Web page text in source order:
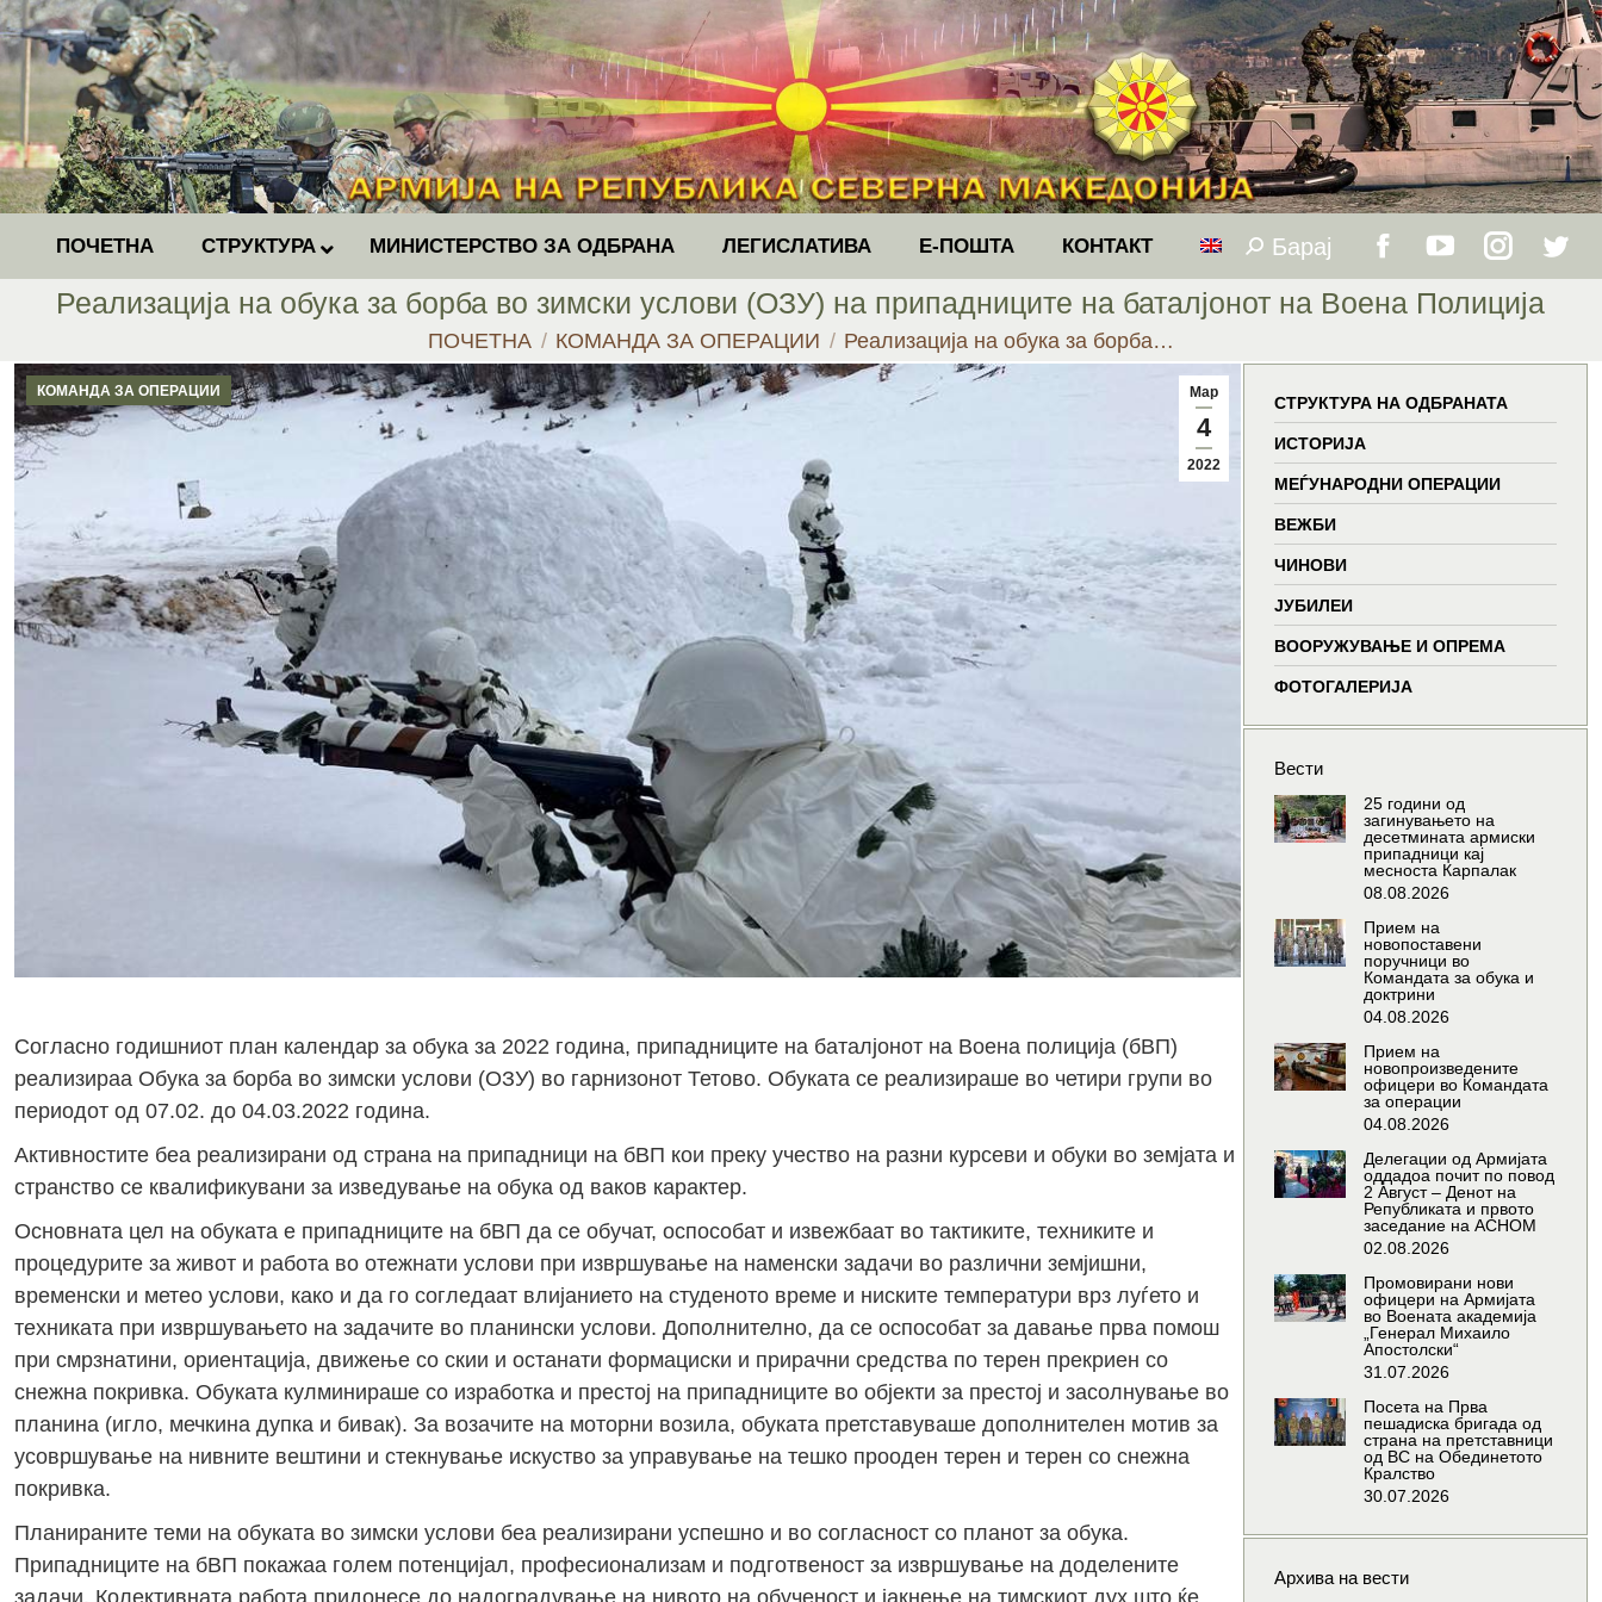
ПОЧЕТНА СТРУКТУРА МИНИСТЕРСТВО ЗА ОДБРАНА ЛЕГИСЛАТИВА Е-ПОШТА КОНТАКТ Search:
Барај
new
window
new
window
new
window
Реализација на обука за борба во зимски услови (ОЗУ) на припадниците на баталјонот на Воена Полиција
You are here:
ПОЧЕТНА КОМАНДА ЗА ОПЕРАЦИИ Реализација на обука за борба…
Мар
4
2022
КОМАНДА ЗА ОПЕРАЦИИ
Согласно годишниот план календар за обука за 2022 година, припадниците на баталјонот на Воена полиција (бВП)
реализираа Обука за борба во зимски услови (ОЗУ) во гарнизонот Тетово. Обуката се реализираше во четири групи во
периодот од 07.02. до 04.03.2022 година.
Активностите беа реализирани од страна на припадници на бВП кои преку учество на разни курсеви и обуки во земјата и
странство се квалификувани за изведување на обука од ваков карактер.
Основната цел на обуката е припадниците на бВП да се обучат, оспособат и извежбаат во тактиките, техниките и
процедурите за живот и работа во отежнати услови при извршување на наменски задачи во различни земјишни,
временски и метео услови, како и да го согледаат влијанието на студеното време и ниските температури врз луѓето и
техниката при извршувањето на задачите во планински услови. Дополнително, да се оспособат за давање прва помош
при смрзнатини, ориентација, движење со скии и останати формациски и прирачни средства по терен прекриен со
снежна покривка. Обуката кулминираше со изработка и престој на припадниците во објекти за престој и засолнување во
планина (игло, мечкина дупка и бивак). За возачите на моторни возила, обуката претставуваше дополнителен мотив за
усовршување на нивните вештини и стекнување искуство за управување на тешко прооден терен и терен со снежна
покривка.
Планираните теми на обуката во зимски услови беа реализирани успешно и во согласност со планот за обука.
Припадниците на бВП покажаа голем потенцијал, професионализам и подготвеност за извршување на доделените
задачи. Колективната работа придонесе до надоградување на нивото на обученост и јакнење на тимскиот дух што ќе
СТРУКТУРА НА ОДБРАНАТА
ИСТОРИЈА
МЕЃУНАРОДНИ ОПЕРАЦИИ
ВЕЖБИ
ЧИНОВИ
ЈУБИЛЕИ
ВООРУЖУВАЊЕ И ОПРЕМА
ФОТОГАЛЕРИЈА
Вести
25 години од
загинувањето на
десетмината армиски
припадници кај
месноста Карпалак
08.08.2026
Прием на
новопоставени
поручници во
Командата за обука и
доктрини
04.08.2026
Прием на
новопроизведените
офицери во Командата
за операции
04.08.2026
Делегации од Армијата
оддадоа почит по повод
2 Август – Денот на
Републиката и првото
заседание на АСНОМ
02.08.2026
Промовирани нови
офицери на Армијата
во Воената академија
„Генерал Михаило
Апостолски“
31.07.2026
Посета на Прва
пешадиска бригада од
страна на претставници
од ВС на Обединетото
Кралство
30.07.2026
Архива на вести